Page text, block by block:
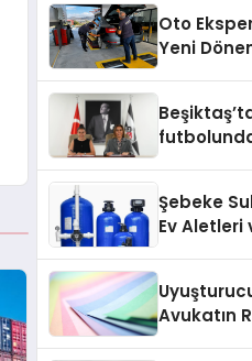
Oto
Yeni
Gündoğdu
geleceğe
Şebeke
Ev
Avukatın